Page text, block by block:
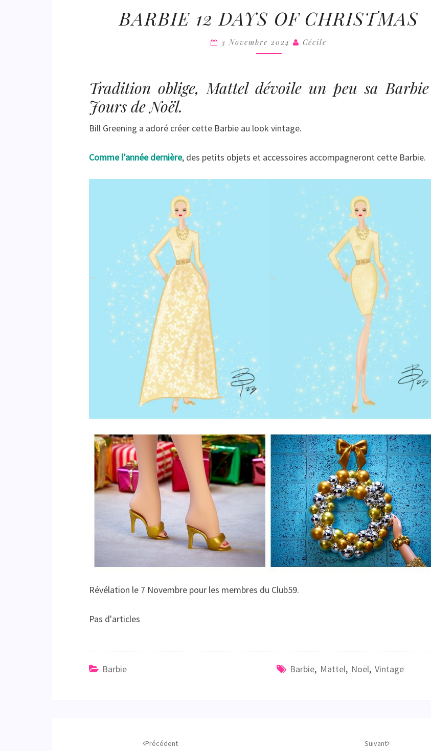
12
BARBIE 12 DAYS OF CHRISTMAS
3 Novembre 2024 Cécile
Tradition oblige, Mattel dévoile un peu sa Barbie
Jours de Noël.
Bill Greening a adoré créer cette Barbie au look vintage.
Comme l’année dernière, des petits objets et accessoires accompagneront cette Barbie.
Révélation le 7 Novembre pour les membres du Club59.
Pas d'articles
Barbie Barbie, Mattel, Noël, Vintage
Précédent Suivant